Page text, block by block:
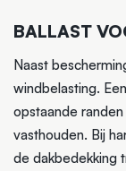
BALLAST
Naast
windbelasting.
opstaande
vasthouden. Bij
de dakbedekking